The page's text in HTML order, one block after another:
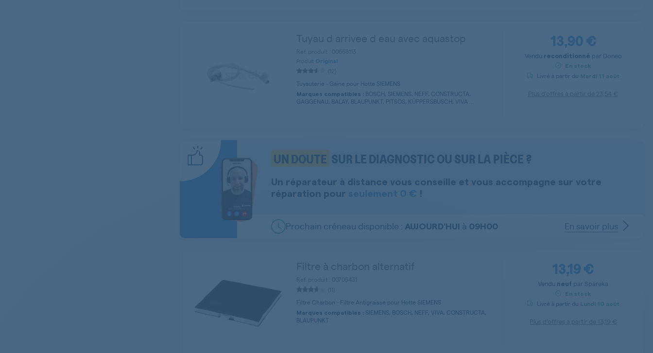
Original
Tuyauterie - Gaine pour Hotte SIEMENS
Marques compatibles : BOSCH, SIEMENS, NEFF, CONSTRUCTA,
GAGGENAU, BALAY, BLAUPUNKT, PITSOS, KÜPPERSBUSCH, VIVA ...
13,90 €
Vendu reconditionné par Doneo
En stock
Livré à partir du Mardi 11 août
UN DOUTE SUR LE DIAGNOSTIC OU SUR LA PIÈCE ?
Un réparateur à distance vous conseille et vous accompagne sur votre
réparation pour seulement 0 € !
Prochain créneau disponible : AUJOURD'HUI à 09H00 En savoir plus
Filtre Charbon - Filtre Antigraisse pour Hotte SIEMENS
Marques compatibles : SIEMENS, BOSCH, NEFF, VIVA, CONSTRUCTA,
BLAUPUNKT
13,19 €
Vendu neuf par Spareka
En stock
Livré à partir du Lundi 10 août